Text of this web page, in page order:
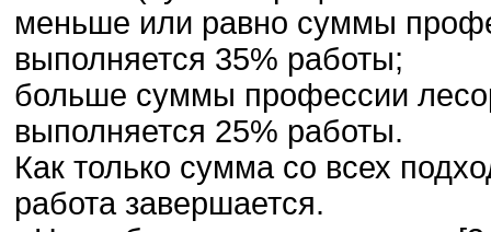
меньше или равно суммы
выполняется 35% работы;
больше суммы профессии
выполняется 25% работы.
Как только сумма со всех
работа завершается.